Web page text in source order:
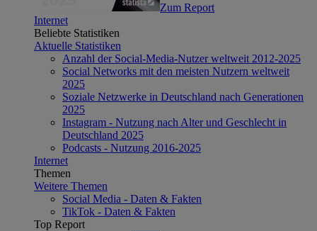
Zum Report
Internet
Beliebte Statistiken
Aktuelle Statistiken
Anzahl der Social-Media-Nutzer weltweit 2012-2025
Social Networks mit den meisten Nutzern weltweit
2025
Soziale Netzwerke in Deutschland nach Generationen
2025
Instagram - Nutzung nach Alter und Geschlecht in
Deutschland 2025
Podcasts - Nutzung 2016-2025
Internet
Themen
Weitere Themen
Social Media - Daten & Fakten
TikTok - Daten & Fakten
Top Report